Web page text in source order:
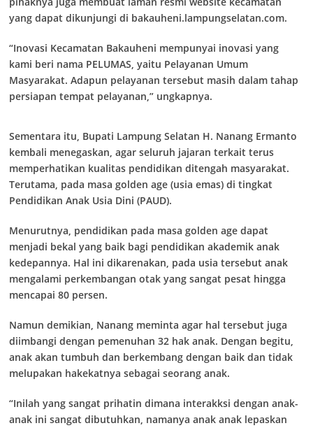
yang dapat dikunjungi di bakauheni.lampungselatan.com.
“Inovasi Kecamatan Bakauheni mempunyai inovasi yang
kami beri nama PELUMAS, yaitu Pelayanan Umum
Masyarakat. Adapun pelayanan tersebut masih dalam tahap
persiapan tempat pelayanan,” ungkapnya.
Sementara itu, Bupati Lampung Selatan H. Nanang Ermanto
kembali menegaskan, agar seluruh jajaran terkait terus
memperhatikan kualitas pendidikan ditengah masyarakat.
Terutama, pada masa golden age (usia emas) di tingkat
Pendidikan Anak Usia Dini (PAUD).
Menurutnya, pendidikan pada masa golden age dapat
menjadi bekal yang baik bagi pendidikan akademik anak
kedepannya. Hal ini dikarenakan, pada usia tersebut anak
mengalami perkembangan otak yang sangat pesat hingga
mencapai 80 persen.
Namun demikian, Nanang meminta agar hal tersebut juga
diimbangi dengan pemenuhan 32 hak anak. Dengan begitu,
anak akan tumbuh dan berkembang dengan baik dan tidak
melupakan hakekatnya sebagai seorang anak.
“Inilah yang sangat prihatin dimana interakksi dengan anak-
anak ini sangat dibutuhkan, namanya anak anak lepaskan